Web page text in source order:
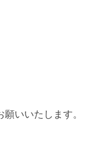
いいたします。